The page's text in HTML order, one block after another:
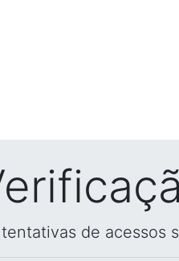
de acessos